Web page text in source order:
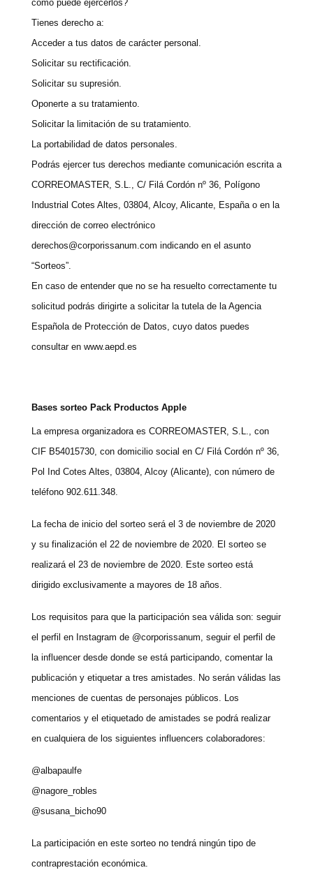
cómo puede ejercerlos?
Tienes derecho a:
Acceder a tus datos de carácter personal.
Solicitar su rectificación.
Solicitar su supresión.
Oponerte a su tratamiento.
Solicitar la limitación de su tratamiento.
La portabilidad de datos personales.
Podrás ejercer tus derechos mediante comunicación escrita a
CORREOMASTER, S.L., C/ Filá Cordón nº 36, Polígono
Industrial Cotes Altes, 03804, Alcoy, Alicante, España o en la
dirección de correo electrónico
derechos@corporissanum.com indicando en el asunto
“Sorteos”.
En caso de entender que no se ha resuelto correctamente tu
solicitud podrás dirigirte a solicitar la tutela de la Agencia
Española de Protección de Datos, cuyo datos puedes
consultar en www.aepd.es
Bases sorteo Pack Productos Apple
La empresa organizadora es CORREOMASTER, S.L., con
CIF B54015730, con domicilio social en C/ Filá Cordón nº 36,
Pol Ind Cotes Altes, 03804, Alcoy (Alicante), con número de
teléfono 902.611.348.
La fecha de inicio del sorteo será el 3 de noviembre de 2020
y su finalización el 22 de noviembre de 2020. El sorteo se
realizará el 23 de noviembre de 2020. Este sorteo está
dirigido exclusivamente a mayores de 18 años.
Los requisitos para que la participación sea válida son: seguir
el perfil en Instagram de @corporissanum, seguir el perfil de
la influencer desde donde se está participando, comentar la
publicación y etiquetar a tres amistades. No serán válidas las
menciones de cuentas de personajes públicos. Los
comentarios y el etiquetado de amistades se podrá realizar
en cualquiera de los siguientes influencers colaboradores:
@albapaulfe
@nagore_robles
@susana_bicho90
La participación en este sorteo no tendrá ningún tipo de
contraprestación económica.